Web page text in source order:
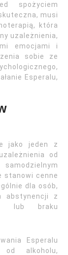
spożyciem
musi
która
uzależnienia,
emocjami i
sobie ze
Esperalu,
jako jeden z
od
stanowi cenne
dla osób,
abstynencji z
lub braku
Esperalu
od alkoholu,